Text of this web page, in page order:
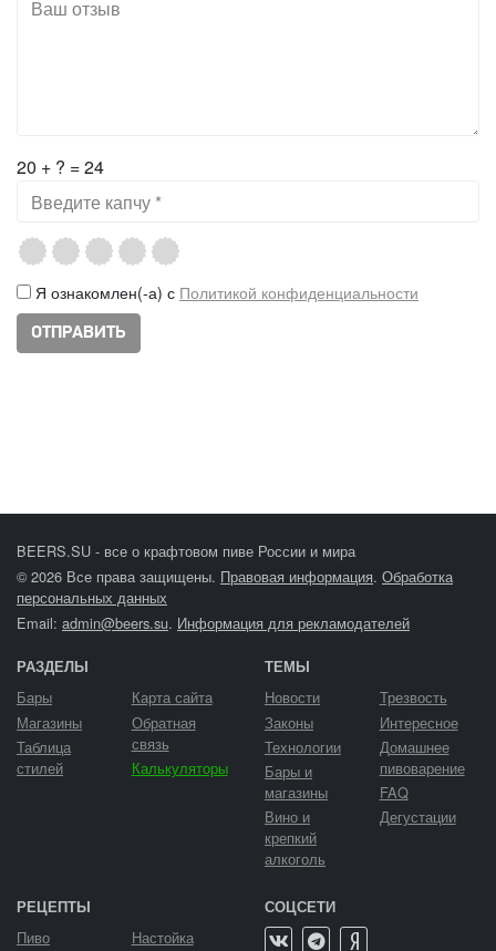
20 + ? = 24
Я ознакомлен(-а) с Политикой конфиденциальности
BEERS.SU - все о крафтовом пиве России и мира
© 2026 Все права защищены. Правовая информация. Обработка
персональных данных
Email: admin@beers.su. Информация для рекламодателей
РАЗДЕЛЫ
Бары
Магазины
Таблица
стилей
Карта сайта
Обратная
связь
Калькуляторы
ТЕМЫ
Новости
Законы
Технологии
Бары и
магазины
Вино и
крепкий
алкоголь
Трезвость
Интересное
Домашнее
пивоварение
FAQ
Дегустации
РЕЦЕПТЫ
Пиво Настойка
СОЦСЕТИ